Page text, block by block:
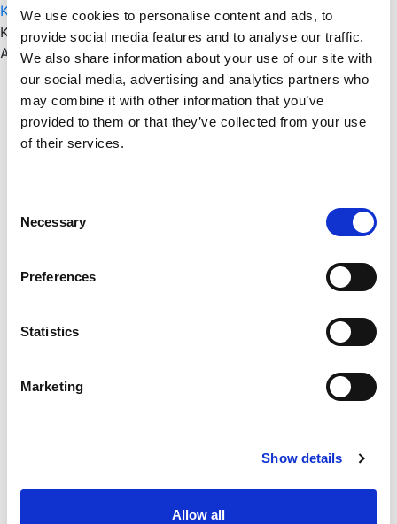
We use cookies to personalise content and ads, to
provide social media features and to analyse our traffic.
We also share information about your use of our site with
our social media, advertising and analytics partners who
may combine it with other information that you’ve
provided to them or that they’ve collected from your use
of their services.
Selection
Necessary
Preferences
Statistics
Marketing
Show details
Allow all
Kontakt os
Kategorier:bredde 120 mm,Limtræ
Andre har også set
Skarp pris
Limtræ 100x160mm
Pr./Mtr.
Limtræ 100x400mm
Skarp pris
Pr./Mtr.